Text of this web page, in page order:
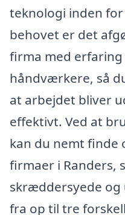
teknologi inden
behovet er det
firma med
håndværkere, så
at arbejdet bliver
effektivt. Ved at
kan du nemt finde
firmaer i Randers,
skræddersyede
fra op til tre